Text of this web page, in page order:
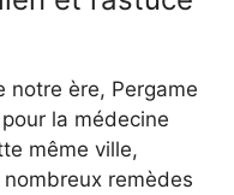
notre ère, Pergame
la médecine
même ville,
remèdes